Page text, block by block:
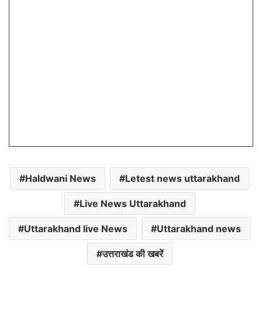
Haldwani News Letest news uttarakhand
Live News Uttarakhand
Uttarakhand live News Uttarakhand news
उत्तराखंड की खबरें